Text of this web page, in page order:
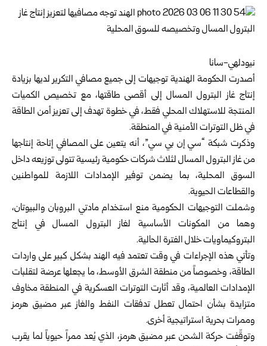
نيودلهي-سانا
أصدرت الحكومة الهندية توجيهات إلى جميع مصافي التكرير لديها بزيادة
إنتاج غاز البترول المسال إلى أقصى طاقتها، مع تخصيص الكميات
المنتجة للاستهلاك المحلي فقط، في خطوة تهدف إلى تعزيز أمن الطاقة
في ظل التوترات الأمنية في المنطقة.
وذكرت شبكة “سي إن بي سي”، أنه يتعين على المصافي إتاحة إنتاجها
من غاز البترول المسال لثلاث شركات حكومية رئيسية تتولى توزيعه داخل
السوق المحلية، بما يضمن توفير الإمدادات اللازمة للمواطنين
والقطاعات الحيوية.
وشملت التوجيهات الحكومية منع استخدام مادتي البروبان والبيوتان،
وهما من المكونات الأساسية لغاز البترول المسال في إنتاج
البتروكيماويات خلال الفترة الحالية.
وتأتي هذه الإجراءات في وقت تعتمد فيه الهند بشكل كبير على واردات
الطاقة، وخصوصاً من منطقة الشرق الأوسط، ما يجعلها عرضة لتقلبات
الإمدادات العالمية، وقد أثارت التوترات العسكرية في المنطقة مخاوف
متزايدة بشأن احتمال تعطل تدفقات النفط والغاز عبر مضيق هرمز
وممرات بحرية استراتيجية أخرى.
وتوقّفت حركة الشحن عبر مضيق هرمز، الذي يُعد ممراً حيوياً لما يقرب